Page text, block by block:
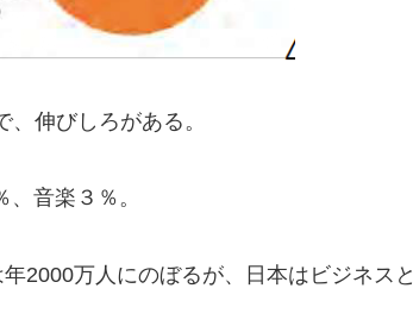
、伸びしろがある 。
、音楽３％。
2000万人にのぼるが、日本はビジネスと